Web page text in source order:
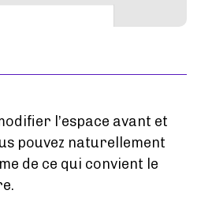
l’espace avant et
pouvez naturellement
de ce qui convient le